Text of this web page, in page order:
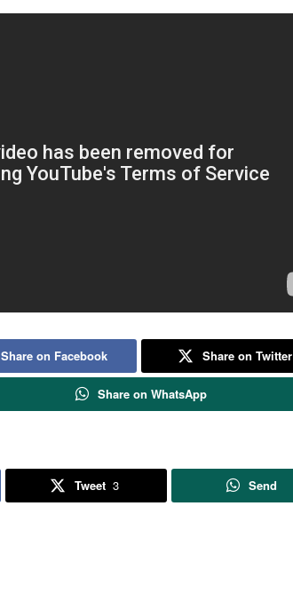
Share on Facebook Share on Twitter
Share on WhatsApp
Tweet 3 Send